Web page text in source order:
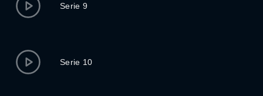
Serie 9
Serie 10